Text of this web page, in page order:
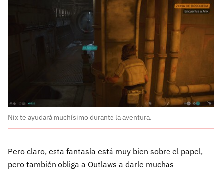
Nix te ayudará muchísimo durante la aventura.
Pero claro, esta fantasía está muy bien sobre el papel,
pero también obliga a Outlaws a darle muchas